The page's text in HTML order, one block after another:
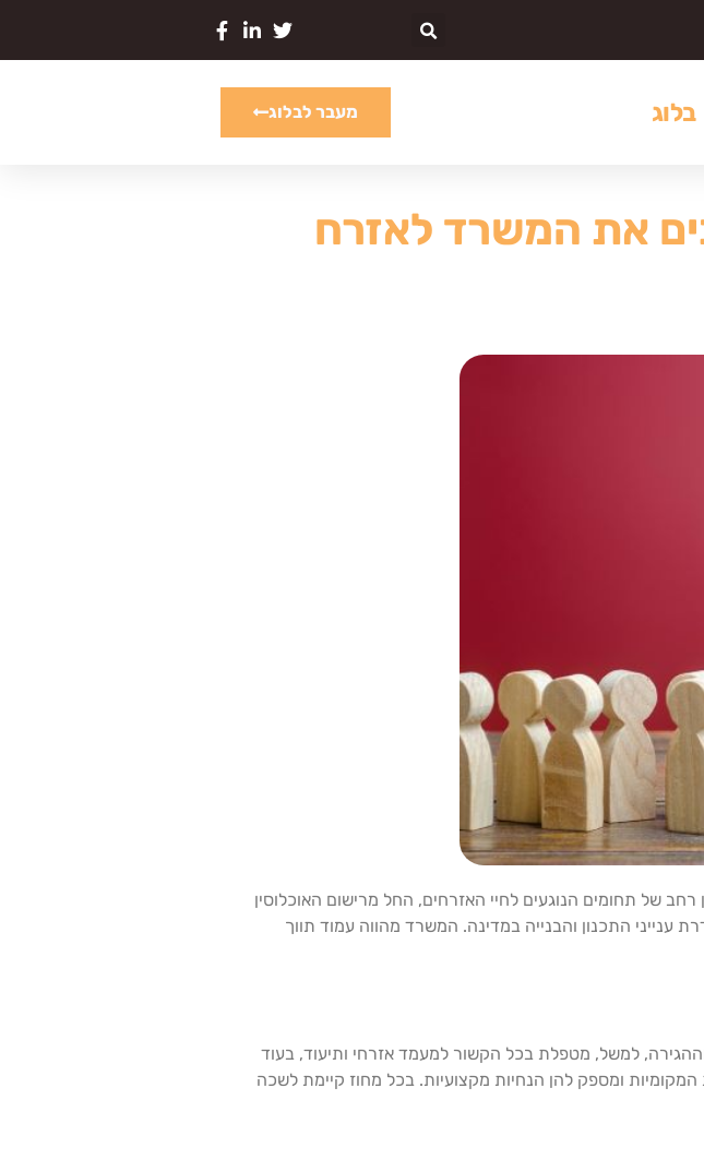
בלוג מעבר לבלוג
את המשרד לאזרח
של תחומים הנוגעים לחיי האזרחים, החל מרישום האוכלוסין
ענייני התכנון והבנייה במדינה. המשרד מהווה עמוד תווך
למשל, מטפלת בכל הקשור למעמד אזרחי ותיעוד, בעוד
ומספק להן הנחיות מקצועיות. בכל מחוז קיימת לשכה